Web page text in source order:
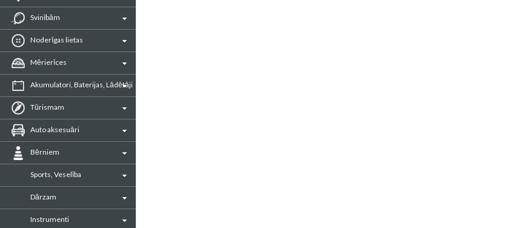
Svinībām
Noderīgas lietas
Mērierīces
Akumulatori, Baterijas, Lādētāji
Tūrismam
Auto aksesuāri
Bērniem
Sports, Veselība
Dārzam
Instrumenti